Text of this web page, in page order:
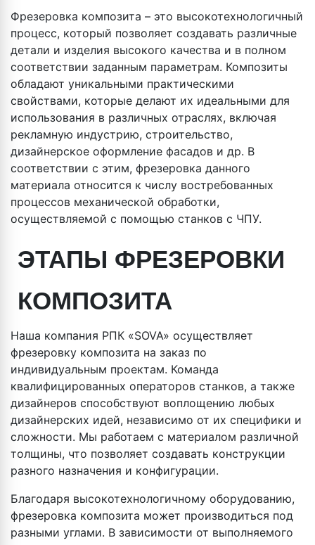
Фрезеровка композита – это высокотехнологичный
процесс, который позволяет создавать различные
детали и изделия высокого качества и в полном
соответствии заданным параметрам. Композиты
обладают уникальными практическими
свойствами, которые делают их идеальными для
использования в различных отраслях, включая
рекламную индустрию, строительство,
дизайнерское оформление фасадов и др. В
соответствии с этим, фрезеровка данного
материала относится к числу востребованных
процессов механической обработки,
осуществляемой с помощью станков с ЧПУ.
ЭТАПЫ ФРЕЗЕРОВКИ
КОМПОЗИТА
Наша компания РПК «SOVA» осуществляет
фрезеровку композита на заказ по
индивидуальным проектам. Команда
квалифицированных операторов станков, а также
дизайнеров способствуют воплощению любых
дизайнерских идей, независимо от их специфики и
сложности. Мы работаем с материалом различной
толщины, что позволяет создавать конструкции
разного назначения и конфигурации.
Благодаря высокотехнологичному оборудованию,
фрезеровка композита может производиться под
разными углами. В зависимости от выполняемого